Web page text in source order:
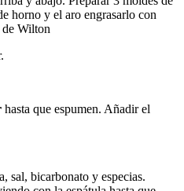
horno y el aro engrasarlo con
Wilton
hasta que espumen. Añadir el
sal, bicarbonato y especias.